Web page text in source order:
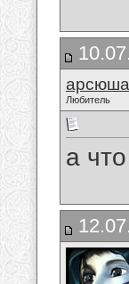
арсюша
Любитель
а